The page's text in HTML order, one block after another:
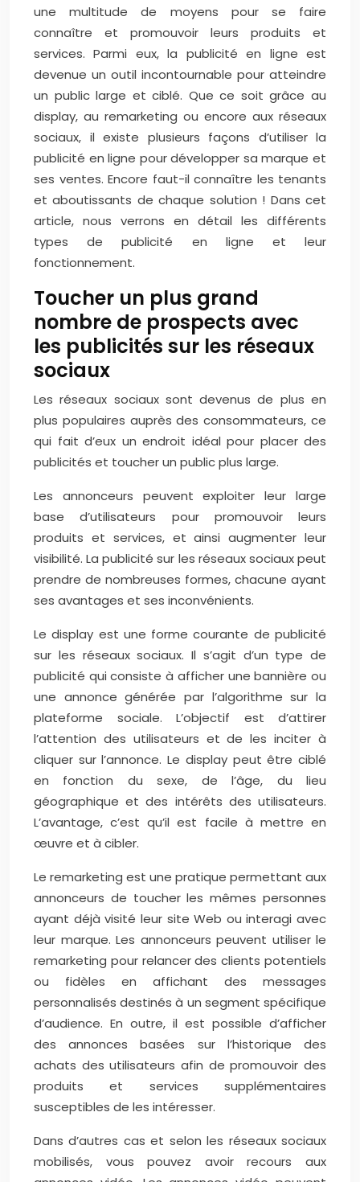
une multitude de moyens pour se faire
connaître et promouvoir leurs produits et
services. Parmi eux, la publicité en ligne est
devenue un outil incontournable pour atteindre
un public large et ciblé. Que ce soit grâce au
display, au remarketing ou encore aux réseaux
sociaux, il existe plusieurs façons d’utiliser la
publicité en ligne pour développer sa marque et
ses ventes. Encore faut-il connaître les tenants
et aboutissants de chaque solution ! Dans cet
article, nous verrons en détail les différents
types de publicité en ligne et leur
fonctionnement.
Toucher un plus grand
nombre de prospects avec
les publicités sur les réseaux
sociaux
Les réseaux sociaux sont devenus de plus en
plus populaires auprès des consommateurs, ce
qui fait d’eux un endroit idéal pour placer des
publicités et toucher un public plus large.
Les annonceurs peuvent exploiter leur large
base d’utilisateurs pour promouvoir leurs
produits et services, et ainsi augmenter leur
visibilité. La publicité sur les réseaux sociaux peut
prendre de nombreuses formes, chacune ayant
ses avantages et ses inconvénients.
Le display est une forme courante de publicité
sur les réseaux sociaux. Il s’agit d’un type de
publicité qui consiste à afficher une bannière ou
une annonce générée par l’algorithme sur la
plateforme sociale. L’objectif est d’attirer
l’attention des utilisateurs et de les inciter à
cliquer sur l’annonce. Le display peut être ciblé
en fonction du sexe, de l’âge, du lieu
géographique et des intérêts des utilisateurs.
L’avantage, c’est qu’il est facile à mettre en
œuvre et à cibler.
Le remarketing est une pratique permettant aux
annonceurs de toucher les mêmes personnes
ayant déjà visité leur site Web ou interagi avec
leur marque. Les annonceurs peuvent utiliser le
remarketing pour relancer des clients potentiels
ou fidèles en affichant des messages
personnalisés destinés à un segment spécifique
d’audience. En outre, il est possible d’afficher
des annonces basées sur l’historique des
achats des utilisateurs afin de promouvoir des
produits et services supplémentaires
susceptibles de les intéresser.
Dans d’autres cas et selon les réseaux sociaux
mobilisés, vous pouvez avoir recours aux